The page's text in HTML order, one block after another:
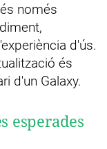
només
d'ús.
és
d'un Galaxy.
esperades